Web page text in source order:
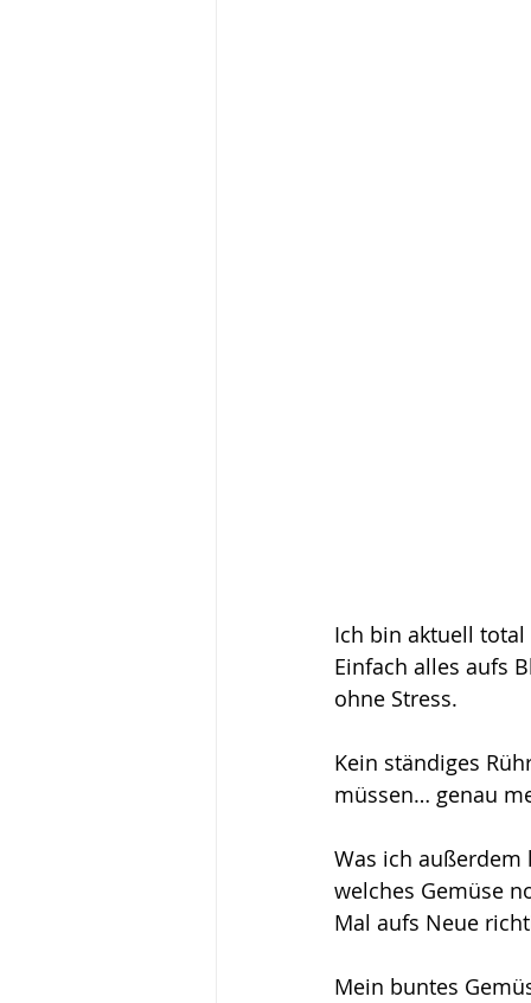
Ich bin aktuell total
Einfach alles aufs
ohne Stress.
Kein ständiges
müssen… genau
Was ich außerdem
welches Gemüse
Mal aufs Neue
Mein buntes